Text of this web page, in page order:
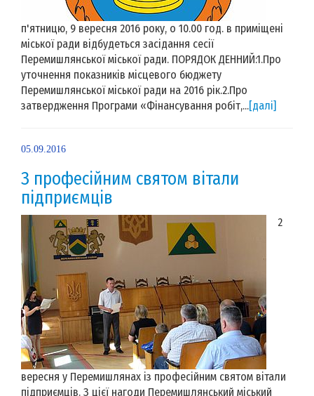
п'ятницю, 9 вересня 2016 року, о 10.00 год. в приміщені
міської ради відбудеться засідання сесії
Перемишлянської міської ради. ПОРЯДОК ДЕННИЙ:1.Про
уточнення показників місцевого бюджету
Перемишлянської міської ради на 2016 рік.2.Про
затвердження Програми «Фінансування робіт,...[далі]
05.09.2016
З професійним святом вітали
підприємців
2
вересня у Перемишлянах із професійним святом вітали
підприємців. З цієї нагоди Перемишлянський міський